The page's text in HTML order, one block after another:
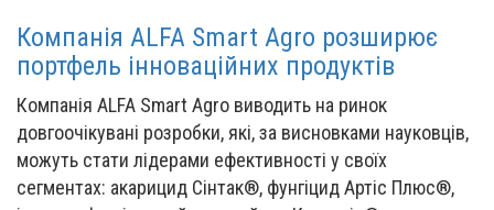
Компанія ALFA Smart Agro розширює
портфель інноваційних продуктів
Компанія ALFA Smart Agro виводить на ринок
довгоочікувані розробки, які, за висновками науковців,
можуть стати лідерами ефективності у своїх
сегментах: акарицид Сінтак®, фунгіцид Артіс Плюс®,